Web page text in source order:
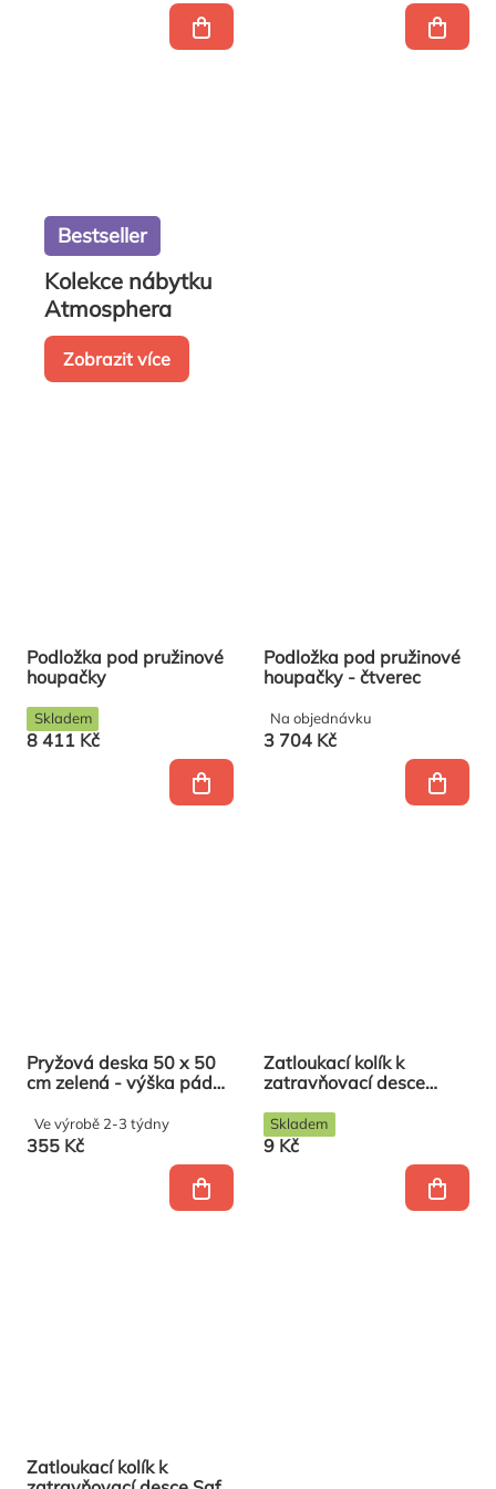
Bestseller
Kolekce nábytku
Atmosphera
Zobrazit více
Podložka pod pružinové
houpačky
8 411 Kč
Skladem
Podložka pod pružinové
houpačky - čtverec
3 704 Kč
Na objednávku
Pryžová deska 50 x 50
cm zelená - výška pádu
28 mm)
355 Kč
Ve výrobě 2-3 týdny
Zatloukací kolík k
zatravňovací desce
9 Kč
Skladem
Zatloukací kolík k